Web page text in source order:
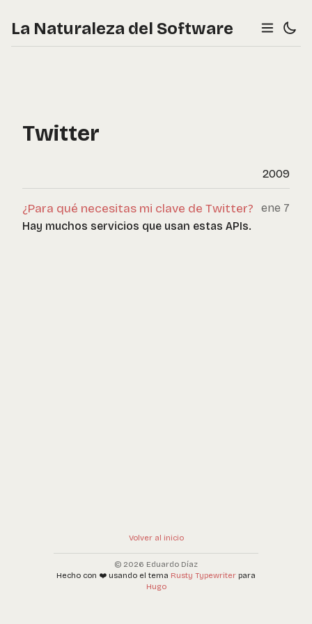
La Naturaleza del Software
Twitter
2009
¿Para qué necesitas mi clave de Twitter?
ene 7
Hay muchos servicios que usan estas APIs.
Volver al inicio
© 2026 Eduardo Díaz
Hecho con ❤️ usando el tema Rusty Typewriter para
Hugo